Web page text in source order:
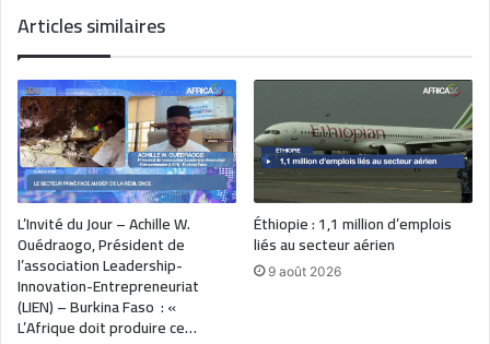
Articles similaires
L’Invité du Jour – Achille W.
Ouédraogo, Président de
l’association Leadership-
Innovation-Entrepreneuriat
(LIEN) – Burkina Faso : «
L’Afrique doit produire ce…
Éthiopie : 1,1 million d’emplois
liés au secteur aérien
9 août 2026